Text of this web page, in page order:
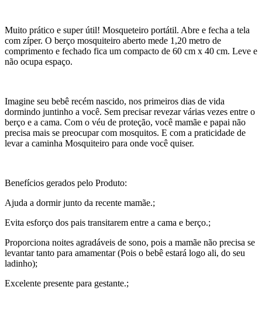
Muito prático e super útil! Mosqueteiro portátil. Abre e fecha a tela
com zíper. O berço mosquiteiro aberto mede 1,20 metro de
comprimento e fechado fica um compacto de 60 cm x 40 cm. Leve e
não ocupa espaço.
Imagine seu bebê recém nascido, nos primeiros dias de vida
dormindo juntinho a você. Sem precisar revezar várias vezes entre o
berço e a cama. Com o véu de proteção, você mamãe e papai não
precisa mais se preocupar com mosquitos. E com a praticidade de
levar a caminha Mosquiteiro para onde você quiser.
Benefícios gerados pelo Produto:
Ajuda a dormir junto da recente mamãe.;
Evita esforço dos pais transitarem entre a cama e berço.;
Proporciona noites agradáveis de sono, pois a mamãe não precisa se
levantar tanto para amamentar (Pois o bebê estará logo ali, do seu
ladinho);
Excelente presente para gestante.;